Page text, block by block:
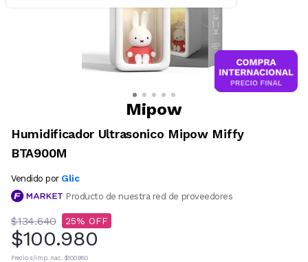
Mipow
Humidificador Ultrasonico Mipow Miffy
BTA900M
Vendido por Glic
Producto de nuestra red de proveedores
$134.640 25
$100.980
Precio s/imp. nac. $100.980